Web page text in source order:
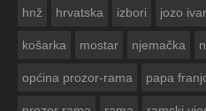
hnž hrvatska izbori jozo
košarka mostar njemačka
općina prozor-rama papa